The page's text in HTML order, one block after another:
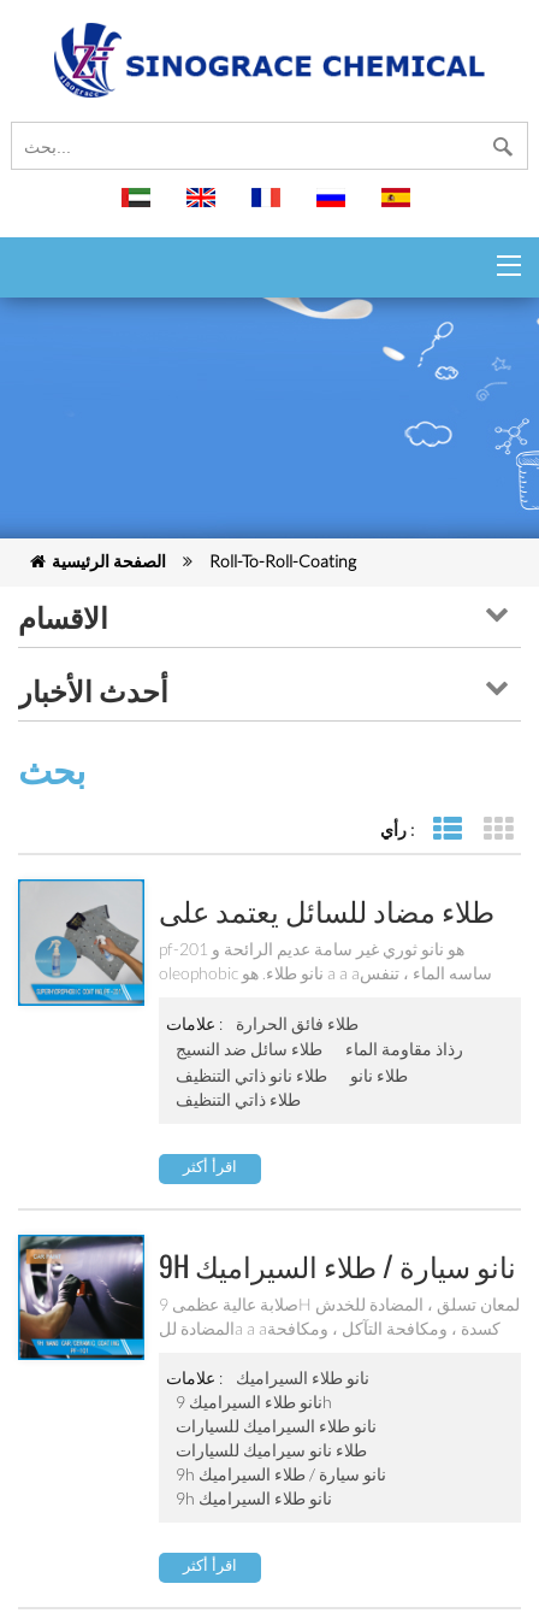
الصفحة الرئيسية Roll-To-Roll-Coating
الاقسام
أحدث الأخبار
بحث
رأي : القائمة
طلاء مضاد للسائل يعتمد على
الماء للنسيج Pf-201
pf-201 هو نانو ثوري غير سامة عديم الرائحة و
oleophobic نانو طلاء. هو a a aساسه الماء ، تنفس
للمنظفات القاسية ويوضح التنظيف الذاتي الممتاز
علامات :
طلاء فائق الحرارة
طلاء سائل ضد النسيج
رذاذ مقاومة الماء
طلاء نانو ذاتي التنظيف
طلاء نانو
طلاء ذاتي التنظيف
اقرأ أكثر
9H نانو سيارة / طلاء السيراميك
Pf-101
صلابة عالية عظمى 9H لمعان تسلق ، المضادة للخدش
المضادة للa a aكسدة ، ومكافحة التآكل ، ومكافحة
فوق البنفسجية وغيرها
علامات :
نانو طلاء السيراميك
نانو طلاء السيراميك 9h
نانو طلاء السيراميك للسيارات
طلاء نانو سيراميك للسيارات
9h نانو سيارة / طلاء السيراميك
9h نانو طلاء السيراميك
اقرأ أكثر